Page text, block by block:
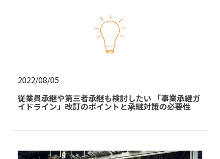
2022/08/05
従業員承継や第三者承継も検討したい 「事業承継ガ
イドライン」改訂のポイントと承継対策の必要性